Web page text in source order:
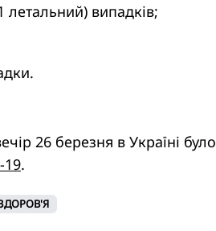
випадків;
26 березня в Україні було
19.